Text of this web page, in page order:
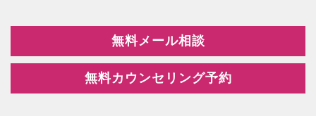
無料メール相談
無料カウンセリング予約